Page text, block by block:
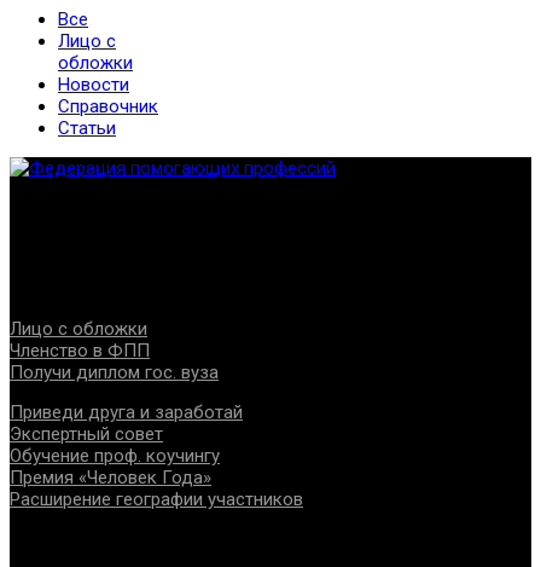
Все
Лицо с
обложки
Новости
Справочник
Статьи
Лицо с обложки
Членство в ФПП
Получи диплом гос. вуза
Приведи друга и заработай
Экспертный совет
Обучение проф. коучингу
Премия «Человек Года»
Расширение географии участников